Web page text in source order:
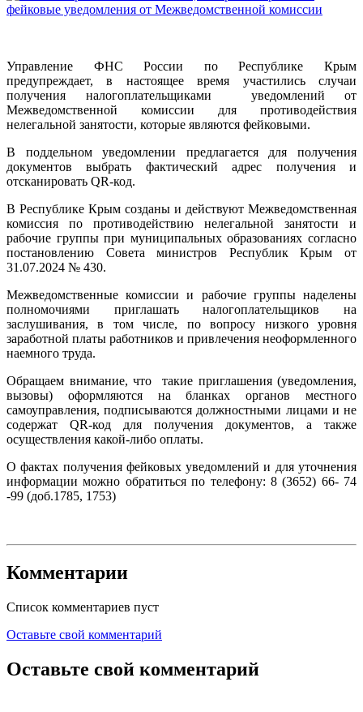
Управление ФНС России по Республике Крым
предупреждает, в настоящее время участились случаи
получения налогоплательщиками уведомлений от
Межведомственной комиссии для противодействия
нелегальной занятости, которые являются фейковыми.
В поддельном уведомлении предлагается для получения
документов выбрать фактический адрес получения и
отсканировать QR-код.
В Республике Крым созданы и действуют Межведомственная
комиссия по противодействию нелегальной занятости и
рабочие группы при муниципальных образованиях согласно
постановлению Совета министров Республик Крым от
31.07.2024 № 430.
Межведомственные комиссии и рабочие группы наделены
полномочиями приглашать налогоплательщиков на
заслушивания, в том числе, по вопросу низкого уровня
заработной платы работников и привлечения неоформленного
наемного труда.
Обращаем внимание, что такие приглашения (уведомления,
вызовы) оформляются на бланках органов местного
самоуправления, подписываются должностными лицами и не
содержат QR-код для получения документов, а также
осуществления какой-либо оплаты.
О фактах получения фейковых уведомлений и для уточнения
информации можно обратиться по телефону: 8 (3652) 66- 74
-99 (доб.1785, 1753)
Комментарии
Список комментариев пуст
Оставьте свой комментарий
Оставьте свой комментарий